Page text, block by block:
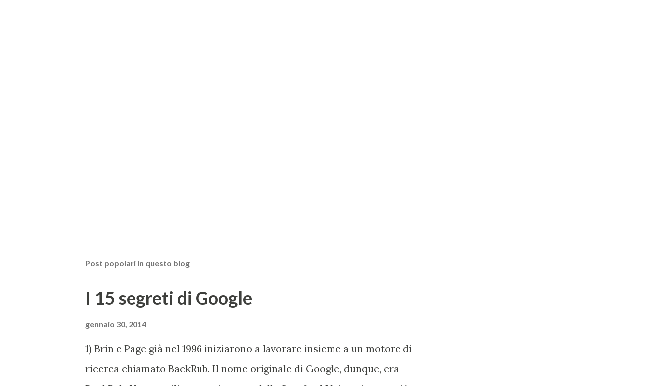
Post popolari in questo blog
I 15 segreti di Google
gennaio 30, 2014
1) Brin e Page già nel 1996 iniziarono a lavorare insieme a un motore di
ricerca chiamato BackRub. Il nome originale di Google, dunque, era